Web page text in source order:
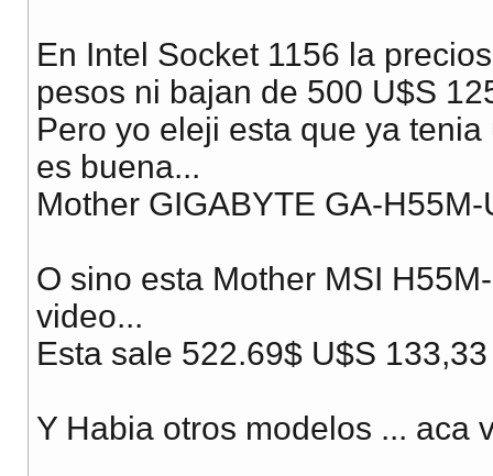
En Intel Socket 1156 la
pesos ni bajan de 500 U$S
Pero yo eleji esta que ya
es buena...
Mother GIGABYTE GA-
O sino esta Mother MSI
video...
Esta sale 522.69$ U$S 133,33
Y Habia otros modelos ... aca